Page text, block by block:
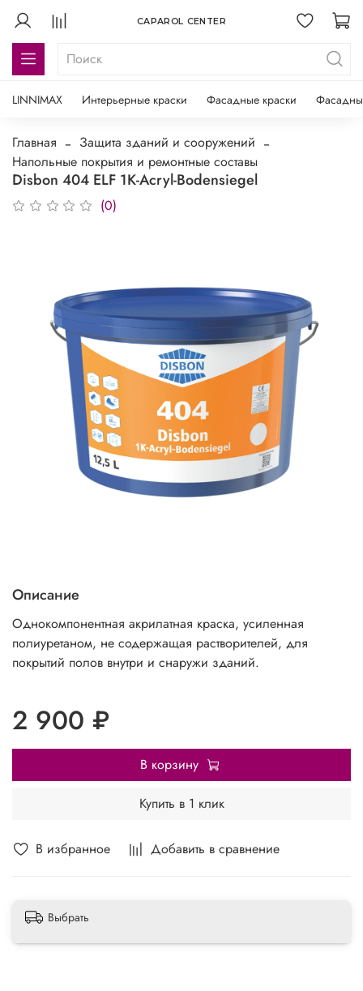
CAPAROL CENTER
LINNIMAX Интерьерные краски Фасадные краски
Главная
Защита зданий и сооружений
Напольные покрытия и ремонтные составы
Disbon 404 ELF 1K-Acryl-Bodensiegel
(0)
В избранное Добавить в сравнение
Описание
Однокомпонентная акрилатная краска, усиленная
полиуретаном, не содержащая растворителей, для
покрытий полов внутри и снаружи зданий.
2 900 ₽
В корзину
Купить в 1 клик
Выбрать